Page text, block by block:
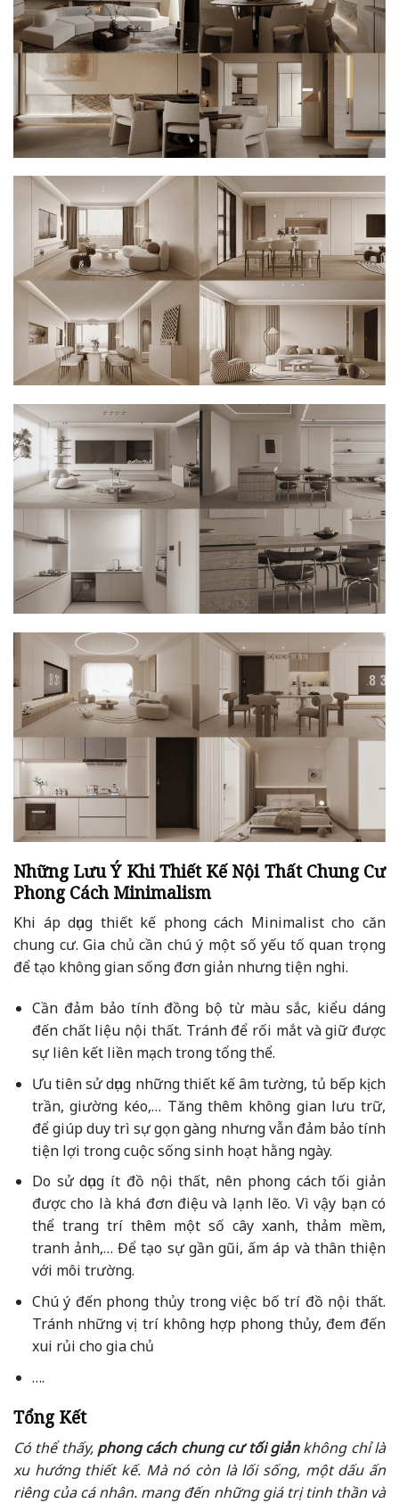
Những Lưu Ý Khi Thiết Kế Nội Thất Chung Cư
Phong Cách Minimalism
Khi áp dụng thiết kế phong cách Minimalist cho căn
chung cư. Gia chủ cần chú ý một số yếu tố quan trọng
để tạo không gian sống đơn giản nhưng tiện nghi.
Cần đảm bảo tính đồng bộ từ màu sắc, kiểu dáng
đến chất liệu nội thất. Tránh để rối mắt và giữ được
sự liên kết liền mạch trong tổng thể.
Ưu tiên sử dụng những thiết kế âm tường, tủ bếp kịch
trần, giường kéo,… Tăng thêm không gian lưu trữ,
để giúp duy trì sự gọn gàng nhưng vẫn đảm bảo tính
tiện lợi trong cuộc sống sinh hoạt hằng ngày.
Do sử dụng ít đồ nội thất, nên phong cách tối giản
được cho là khá đơn điệu và lạnh lẽo. Vì vậy bạn có
thể trang trí thêm một số cây xanh, thảm mềm,
tranh ảnh,… Để tạo sự gần gũi, ấm áp và thân thiện
với môi trường.
Chú ý đến phong thủy trong việc bố trí đồ nội thất.
Tránh những vị trí không hợp phong thủy, đem đến
xui rủi cho gia chủ
….
Tổng Kết
Có thể thấy, phong cách chung cư tối giảnkhông chỉ là
xu hướng thiết kế. Mà nó còn là lối sống, một dấu ấn
riêng của cá nhân. mang đến những giá trị tinh thần và